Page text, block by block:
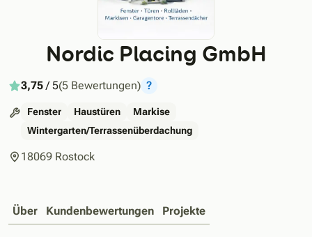
Nordic Placing GmbH
3,75/ 5(5 Bewertungen) ?
Fenster Haustüren
Markise
Wintergarten/Terrassenüberdachung
18069 Rostock
Über Kundenbewertungen Projekte